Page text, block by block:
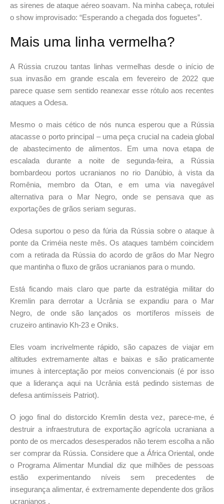
as sirenes de ataque aéreo soavam. Na minha cabeça, rotulei
o show improvisado: “Esperando a chegada dos foguetes”.
Mais uma linha vermelha?
A Rússia cruzou tantas linhas vermelhas desde o início de
sua invasão em grande escala em fevereiro de 2022 que
parece quase sem sentido reanexar esse rótulo aos recentes
ataques a Odesa.
Mesmo o mais cético de nós nunca esperou que a Rússia
atacasse o porto principal – uma peça crucial na cadeia global
de abastecimento de alimentos. Em uma nova etapa de
escalada durante a noite de segunda-feira, a Rússia
bombardeou portos ucranianos no rio Danúbio, à vista da
Romênia, membro da Otan, e em uma via navegável
alternativa para o Mar Negro, onde se pensava que as
exportações de grãos seriam seguras.
Odesa suportou o peso da fúria da Rússia sobre o ataque à
ponte da Criméia neste mês. Os ataques também coincidem
com a retirada da Rússia do acordo de grãos do Mar Negro
que mantinha o fluxo de grãos ucranianos para o mundo.
Está ficando mais claro que parte da estratégia militar do
Kremlin para derrotar a Ucrânia se expandiu para o Mar
Negro, de onde são lançados os mortíferos mísseis de
cruzeiro antinavio Kh-23 e Oniks.
Eles voam incrivelmente rápido, são capazes de viajar em
altitudes extremamente altas e baixas e são praticamente
imunes à interceptação por meios convencionais (é por isso
que a liderança aqui na Ucrânia está pedindo sistemas de
defesa antimísseis Patriot).
O jogo final do distorcido Kremlin desta vez, parece-me, é
destruir a infraestrutura de exportação agrícola ucraniana a
ponto de os mercados desesperados não terem escolha a não
ser comprar da Rússia. Considere que a África Oriental, onde
o Programa Alimentar Mundial diz que milhões de pessoas
estão experimentando níveis sem precedentes de
insegurança alimentar, é extremamente dependente dos grãos
ucranianos .